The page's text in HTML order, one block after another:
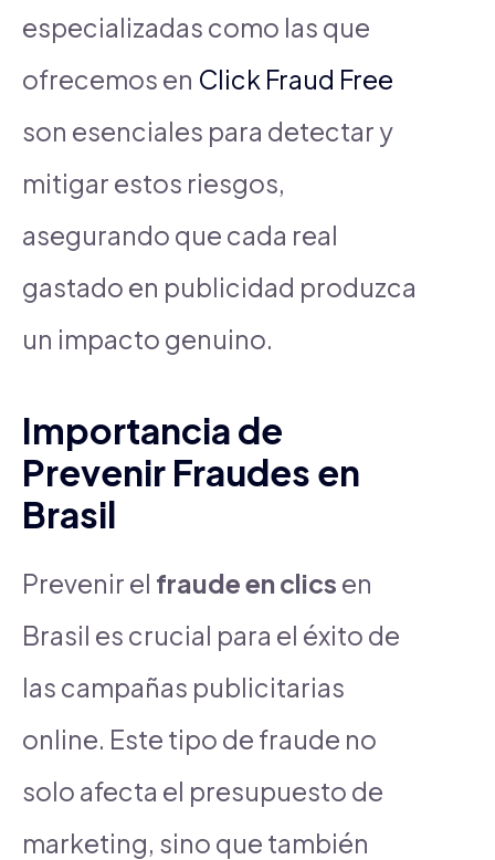
especializadas como las que
ofrecemos en Click Fraud Free
son esenciales para detectar y
mitigar estos riesgos,
asegurando que cada real
gastado en publicidad produzca
un impacto genuino.
Importancia de
Prevenir Fraudes en
Brasil
Prevenir el fraude en clics en
Brasil es crucial para el éxito de
las campañas publicitarias
online. Este tipo de fraude no
solo afecta el presupuesto de
marketing, sino que también